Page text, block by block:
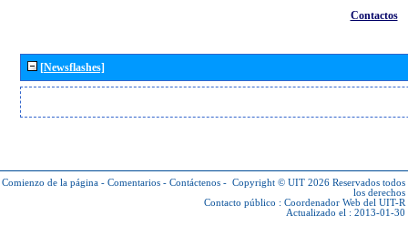
Contactos
[Newsflashes]
Comienzo de la página - Comentarios - Contáctenos - Copyright © UIT 2026 Reservados todos
los derechos
Contacto público : Coordenador Web del UIT-R
Actualizado el : 2013-01-30